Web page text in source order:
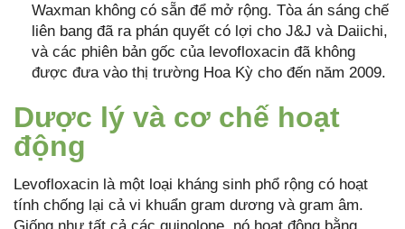
Waxman không có sẵn để mở rộng. Tòa án sáng chế
liên bang đã ra phán quyết có lợi cho J&J và Daiichi,
và các phiên bản gốc của levofloxacin đã không
được đưa vào thị trường Hoa Kỳ cho đến năm 2009.
Dược lý và cơ chế hoạt
động
Levofloxacin là một loại kháng sinh phổ rộng có hoạt
tính chống lại cả vi khuẩn gram dương và gram âm.